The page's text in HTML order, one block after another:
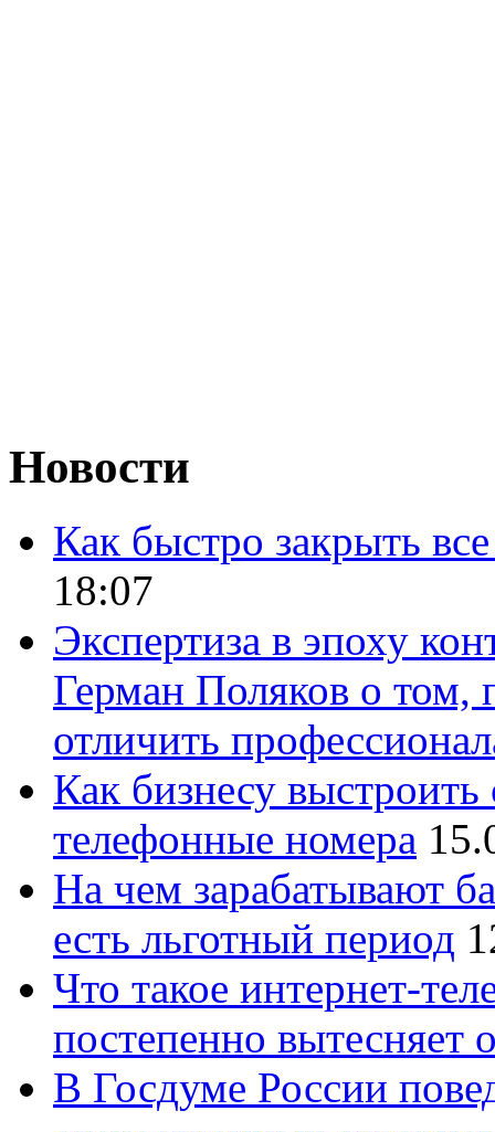
Новости
Как быстро закрыть
18:07
Экспертиза в эпоху
Герман Поляков о том,
отличить
Как бизнесу
телефонные номера
На чем зарабатывают
есть льготный период
Что такое интернет-
постепенно вытесняет
В Госдуме России